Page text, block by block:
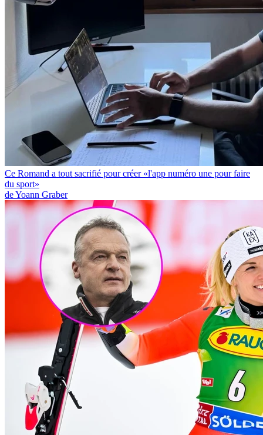
Ce Romand a tout sacrifié pour créer «l'app numéro une pour faire
du sport»
de Yoann Graber